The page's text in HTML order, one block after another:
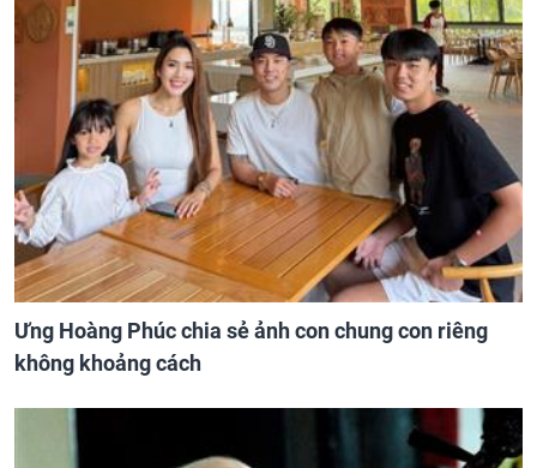
Ưng Hoàng Phúc chia sẻ ảnh con chung con riêng
không khoảng cách